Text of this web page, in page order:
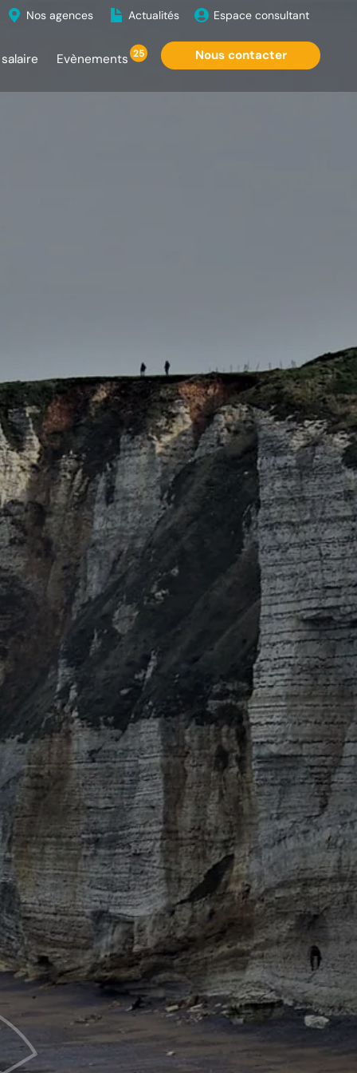
Nos agences Actualités Espace consultant
Evènements 25 Nous contacter